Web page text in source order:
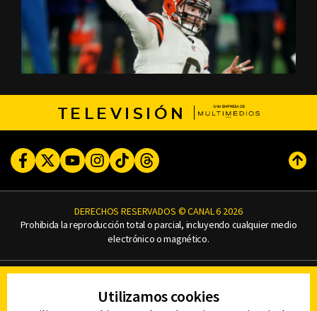
TELEVISIÓN
FacebookTwitterYoutubeInstagram
TikTokThreads
DERECHOS RESERVADOS © CANAL 6 2026
Prohibida la reproducción total o parcial, incluyendo cualquier medio
electrónico o magnético.
AVISO DE PRIVACIDAD
Utilizamos cookies